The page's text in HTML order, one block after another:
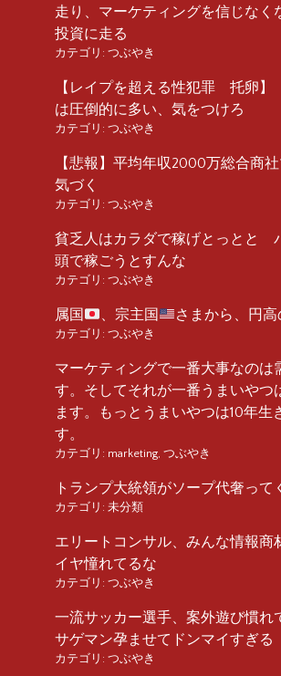
走り、マーケティングを信じなく
投資に走る
カテゴリ: つぶやき
【レイプを超える性犯罪 托卵
は圧倒的に多い、気をつけろ
カテゴリ: つぶやき
【悲報】平均年収2000万総合商
気づく
カテゴリ: つぶやき
貧乏人はカラダで稼げとっとと
頭で稼ごうとすんな
カテゴリ: つぶやき
属国 、宗主国 さまから、円
カテゴリ: つぶやき
マーケティングで一番大事なのは
す。そしてそれが一番うまいやつ
ます。もっとうまいやつは10年生
す。
カテゴリ: marketing, つぶやき
トランプ大統領がソープ代奢って
カテゴリ: 未分類
エリートコンサル、みんな情報商
イヤ憧れてるな
カテゴリ: つぶやき
一流サッカー選手、案外遊び慣れ
サゲマン孕ませてドンマイすぎる
カテゴリ: つぶやき